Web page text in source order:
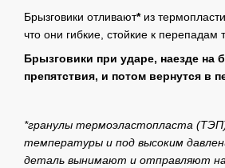
Брызговики отливают*из
что они гибкие, стойкие к перепадам
Брызговики при ударе, наезде
препятствия, и потом вернутся в
*гранулы термоэластопласта
температуры и под высоким
деталь вынимают и отправляют